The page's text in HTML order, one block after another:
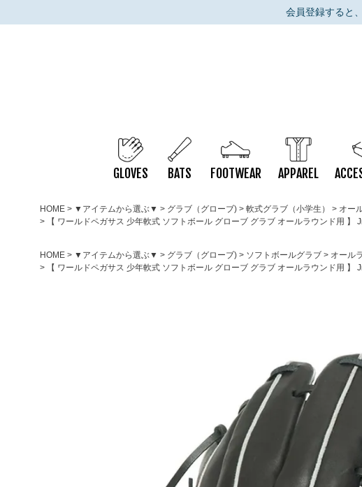
会員登録すると
GLOVES BATS FOOTWEAR APPAREL
HOME ▼アイテムから選ぶ▼ グラブ（グローブ) 軟式グラブ（小学生）
オー
【 ワールドペガサス 少年軟式 ソフトボール グローブ グラブ オールラウンド用
HOME ▼アイテムから選ぶ▼ グラブ（グローブ) ソフトボールグラブ
オール
【 ワールドペガサス 少年軟式 ソフトボール グローブ グラブ オールラウンド用